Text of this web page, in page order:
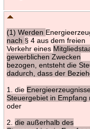
(1) Werden
nach § 4 aus dem freien
Verkehr eines
gewerblichen Zwecken
bezogen, entsteht die
dadurch, dass der
1. die
Steuergebiet in Empfang
oder
2. die außerhalb des